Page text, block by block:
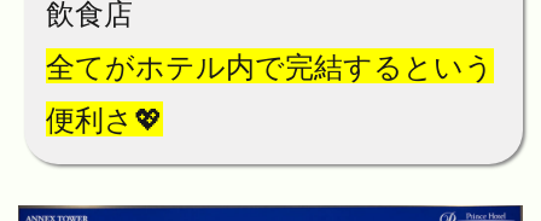
飲食店
全てがホテル内で完結するという
便利さ💖